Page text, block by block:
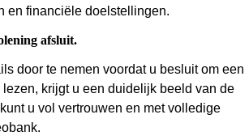
en financiële doelstellingen.
afsluit.
door te nemen voordat u besluit om een
krijgt u een duidelijk beeld van de
u vol vertrouwen en met volledige